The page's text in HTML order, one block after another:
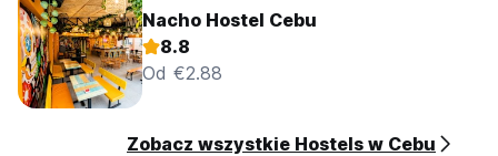
Nacho Hostel Cebu
8.8
Od €2.88
Zobacz wszystkie Hostels w Cebu